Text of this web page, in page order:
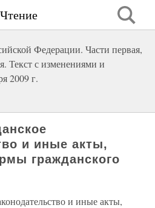
Федерации. Части первая,
Текст с изменениями и
2009 г.
и иные акты,
гражданского
и иные акты,